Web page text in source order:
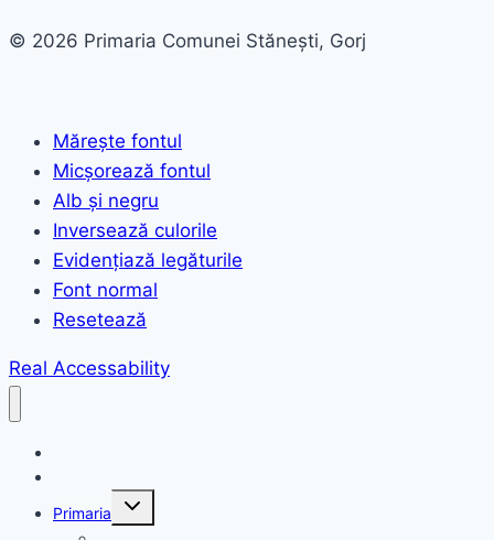
© 2026 Primaria Comunei Stănești, Gorj
Mărește fontul
Micșorează fontul
Alb și negru
Inversează culorile
Evidențiază legăturile
Font normal
Resetează
Real Accessability
Primaria
Toggle